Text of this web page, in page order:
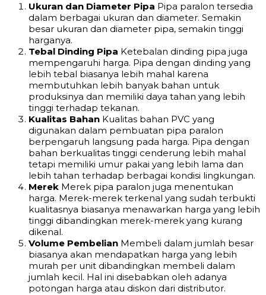
Ukuran dan Diameter Pipa Pipa paralon tersedia
dalam berbagai ukuran dan diameter. Semakin
besar ukuran dan diameter pipa, semakin tinggi
harganya.
Tebal Dinding Pipa Ketebalan dinding pipa juga
mempengaruhi harga. Pipa dengan dinding yang
lebih tebal biasanya lebih mahal karena
membutuhkan lebih banyak bahan untuk
produksinya dan memiliki daya tahan yang lebih
tinggi terhadap tekanan.
Kualitas Bahan Kualitas bahan PVC yang
digunakan dalam pembuatan pipa paralon
berpengaruh langsung pada harga. Pipa dengan
bahan berkualitas tinggi cenderung lebih mahal
tetapi memiliki umur pakai yang lebih lama dan
lebih tahan terhadap berbagai kondisi lingkungan.
Merek Merek pipa paralon juga menentukan
harga. Merek-merek terkenal yang sudah terbukti
kualitasnya biasanya menawarkan harga yang lebih
tinggi dibandingkan merek-merek yang kurang
dikenal.
Volume Pembelian Membeli dalam jumlah besar
biasanya akan mendapatkan harga yang lebih
murah per unit dibandingkan membeli dalam
jumlah kecil. Hal ini disebabkan oleh adanya
potongan harga atau diskon dari distributor.